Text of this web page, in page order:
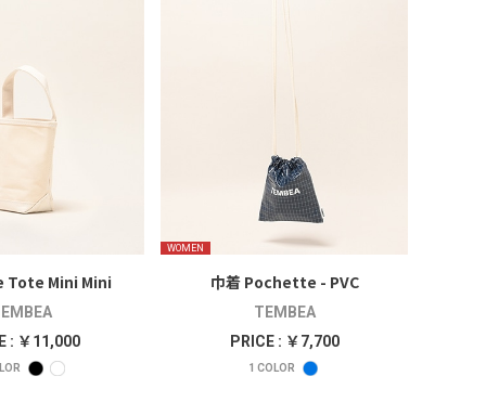
Mini Mini
: ￥11,000
WOMEN
巾着 Pochette - PVC
TEMBEA
PRICE : ￥7,700
1 COLOR